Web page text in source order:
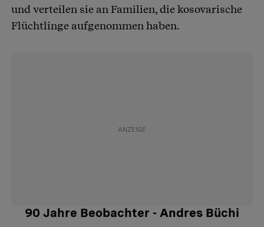
und verteilen sie an Familien, die kosovarische
Flüchtlinge aufgenommen haben.
90 Jahre Beobachter - Andres Büchi